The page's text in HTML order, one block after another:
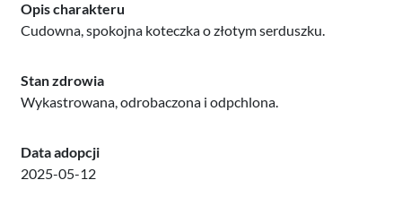
Opis charakteru
Cudowna, spokojna koteczka o złotym serduszku.
Stan zdrowia
Wykastrowana, odrobaczona i odpchlona.
Data adopcji
2025-05-12